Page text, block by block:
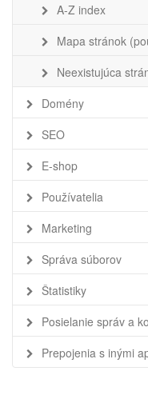
A-Z index
Mapa stránok
Neexistujúca
Domény
SEO
E-shop
Používatelia
Marketing
Správa súborov
Štatistiky
Posielanie správ a
Prepojenia s inými